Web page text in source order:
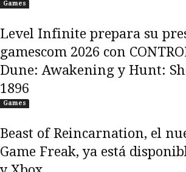
Games
Level Infinite prepara su
gamescom 2026 con
Dune: Awakening y Hunt:
1896
Games
Beast of Reincarnation, el
Game Freak, ya está